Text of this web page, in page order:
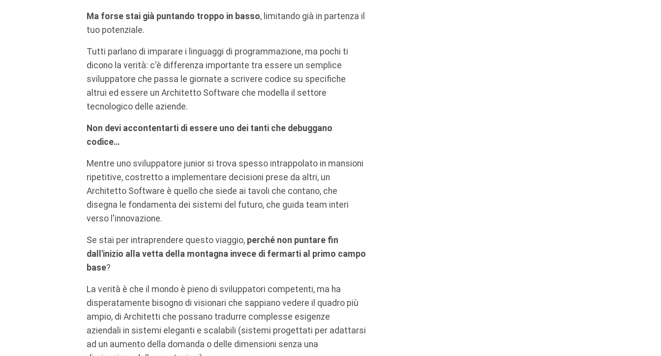
Ma forse stai già puntando troppo in basso, limitando già in partenza il
tuo potenziale.
Tutti parlano di imparare i linguaggi di programmazione, ma pochi ti
dicono la verità: c'è differenza importante tra essere un semplice
sviluppatore che passa le giornate a scrivere codice su specifiche
altrui ed essere un Architetto Software che modella il settore
tecnologico delle aziende.
Non devi accontentarti di essere uno dei tanti che debuggano
codice…
Mentre uno sviluppatore junior si trova spesso intrappolato in mansioni
ripetitive, costretto a implementare decisioni prese da altri, un
Architetto Software è quello che siede ai tavoli che contano, che
disegna le fondamenta dei sistemi del futuro, che guida team interi
verso l'innovazione.
Se stai per intraprendere questo viaggio, perché non puntare fin
dall'inizio alla vetta della montagna invece di fermarti al primo campo
base?
La verità è che il mondo è pieno di sviluppatori competenti, ma ha
disperatamente bisogno di visionari che sappiano vedere il quadro più
ampio, di Architetti che possano tradurre complesse esigenze
aziendali in sistemi eleganti e scalabili (sistemi progettati per adattarsi
ad un aumento della domanda o delle dimensioni senza una